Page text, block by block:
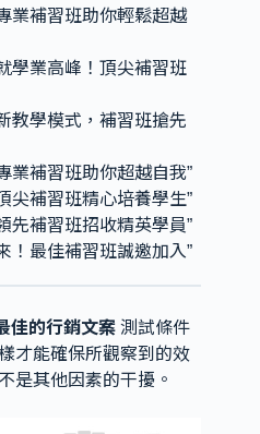
業補習班助你輕鬆超越
學業高峰！頂尖補習班
教學模式，補習班搶先
業補習班助你超越自我”
尖補習班精心培養學生”
先補習班招收精英學員”
！最佳補習班誠邀加入”
佳的行銷文案 測試條件
才能確保所觀察到的效
是其他因素的干擾。